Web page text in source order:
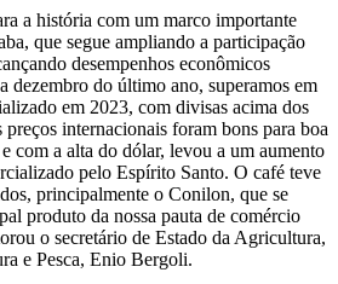
a história com um marco importante
que segue ampliando a participação
desempenhos econômicos
dezembro do último ano, superamos em
em 2023, com divisas acima dos
internacionais foram bons para boa
com a alta do dólar, levou a um aumento
pelo Espírito Santo. O café teve
principalmente o Conilon, que se
produto da nossa pauta de comércio
o secretário de Estado da Agricultura,
e Pesca, Enio Bergoli.